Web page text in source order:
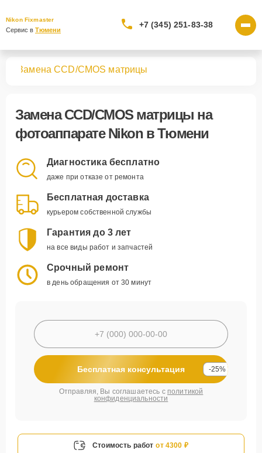
Nikon Fixmaster
Сервис в Тюмени
+7 (345) 251-83-38
Замена CCD/CMOS матрицы
Замена CCD/CMOS матрицы на
фотоаппарате Nikon в Тюмени
Диагностика бесплатно
даже при отказе от ремонта
Бесплатная доставка
курьером собственной службы
Гарантия до 3 лет
на все виды работ и запчастей
Срочный ремонт
в день обращения от 30 минут
Бесплатная консультация -25%
Отправляя, Вы соглашаетесь с политикой
конфиденциальности
Стоимость работ от 4300 ₽